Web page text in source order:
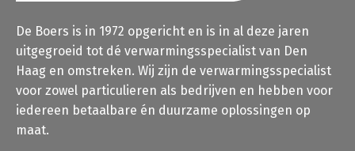
De Boers is in 1972 opgericht en is in al deze jaren
uitgegroeid tot dé verwarmingsspecialist van Den
Haag en omstreken. Wij zijn de verwarmingsspecialist
voor zowel particulieren als bedrijven en hebben voor
iedereen betaalbare én duurzame oplossingen op
maat.